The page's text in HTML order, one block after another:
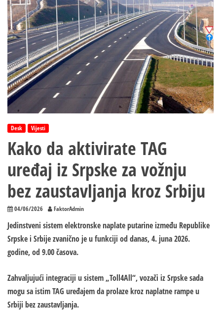
Desk Vijesti
Kako da aktivirate TAG
uređaj iz Srpske za vožnju
bez zaustavljanja kroz Srbiju
04/06/2026 FaktorAdmin
Jedinstveni sistem elektronske naplate putarine između Republike
Srpske i Srbije zvanično je u funkciji od danas, 4. juna 2026.
godine, od 9.00 časova.
Zahvaljujući integraciji u sistem „Toll4All“, vozači iz Srpske sada
mogu sa istim TAG uređajem da prolaze kroz naplatne rampe u
Srbiji bez zaustavljanja.